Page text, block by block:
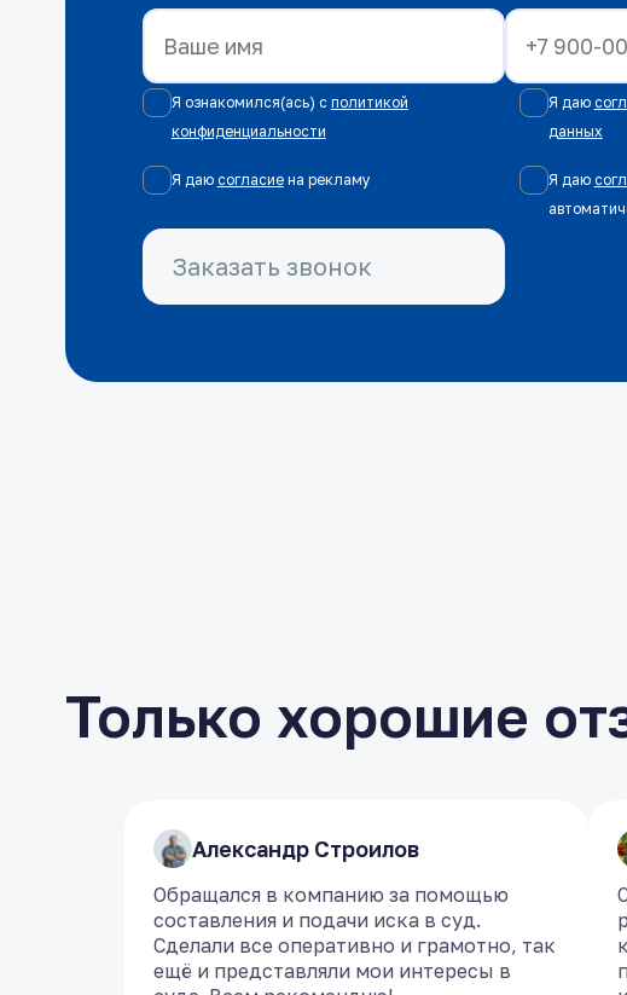
Я ознакомился(ась) с политикой
конфиденциальности
Я даю
данных
Я даю согласие на рекламу Я даю
Заказать звонок
Только хорошие
​Александр Строилов
Обращался в компанию за помощью
составления и подачи иска в суд.
Сделали все оперативно и грамотно, так
ещё и представляли мои интересы в
​Александр Строилов
Обращался в компанию за помощью
составления и подачи иска в суд.
Сделали все оперативно и грамотно, так
ещё и представляли мои интересы в